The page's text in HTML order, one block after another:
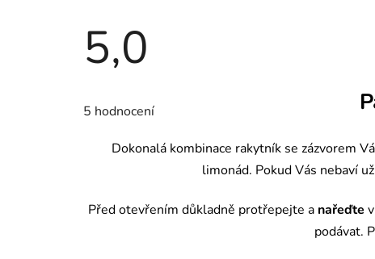
5,0
produktu
5 hodnocení
Dokonalá kombinace rakytník se zázvorem
limonád. Pokud Vás nebaví
Před otevřením důkladně protřepejte a nařeďte
podávat.